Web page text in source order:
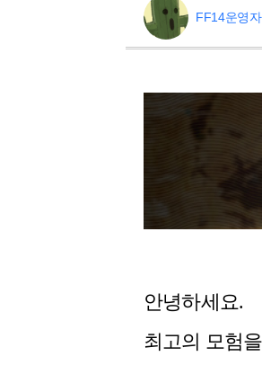
FF14운영자
안녕하세요.
최고의 모험